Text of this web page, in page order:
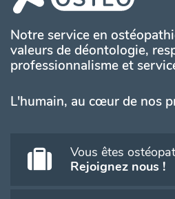
Notre service en
valeurs de déontologie,
professionnalisme et
L'humain, au cœur de nos
Vous êtes
Rejoignez nous !